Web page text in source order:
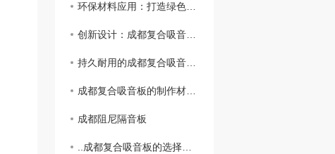
环保材料应用：打造绿色成都复合吸音板
创新设计：成都复合吸音板的未来发展方向
持久耐用的成都复合吸音板推荐
成都复合吸音板的制作材料及效果评估
成都阻尼隔音板
..成都复合吸音板的选择指南